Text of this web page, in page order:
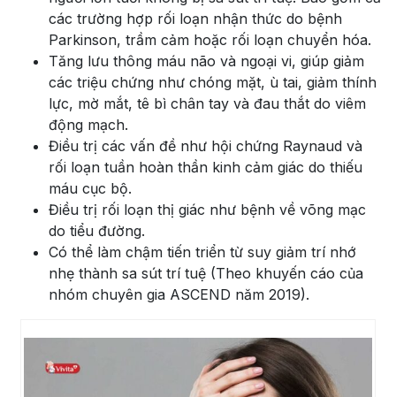
các trường hợp rối loạn nhận thức do bệnh
Parkinson, trầm cảm hoặc rối loạn chuyển hóa.
Tăng lưu thông máu não và ngoại vi, giúp giảm
các triệu chứng như chóng mặt, ù tai, giảm thính
lực, mờ mắt, tê bì chân tay và đau thắt do viêm
động mạch.
Điều trị các vấn đề như hội chứng Raynaud và
rối loạn tuần hoàn thần kinh cảm giác do thiếu
máu cục bộ.
Điều trị rối loạn thị giác như bệnh về võng mạc
do tiểu đường.
Có thể làm chậm tiến triển từ suy giảm trí nhớ
nhẹ thành sa sút trí tuệ (Theo khuyến cáo của
nhóm chuyên gia ASCEND năm 2019).